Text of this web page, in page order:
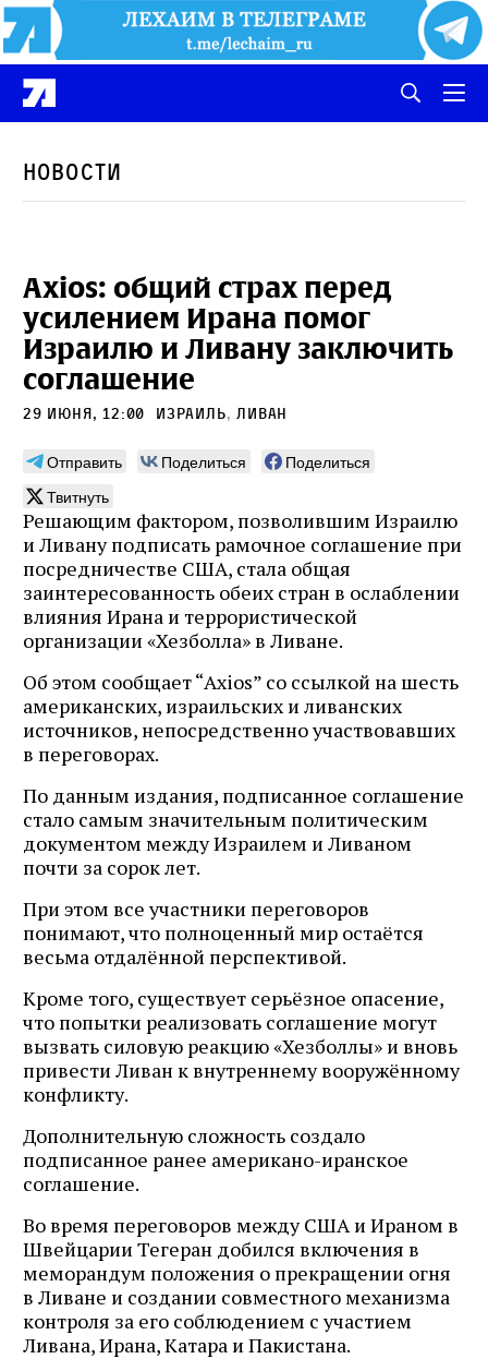
Новости
Axios: общий страх перед
усилением Ирана помог
Израилю и Ливану заключить
соглашение
29 июня, 12:00 Израиль, Ливан
Отправить Поделиться
Поделиться
Твитнуть
Решающим фактором, позволившим Израилю
и Ливану подписать рамочное соглашение при
посредничестве США, стала общая
заинтересованность обеих стран в ослаблении
влияния Ирана и террористической
организации «Хезболла» в Ливане.
Об этом сообщает “Axios” со ссылкой на шесть
американских, израильских и ливанских
источников, непосредственно участвовавших
в переговорах.
По данным издания, подписанное соглашение
стало самым значительным политическим
документом между Израилем и Ливаном
почти за сорок лет.
При этом все участники переговоров
понимают, что полноценный мир остаётся
весьма отдалённой перспективой.
Кроме того, существует серьёзное опасение,
что попытки реализовать соглашение могут
вызвать силовую реакцию «Хезболлы» и вновь
привести Ливан к внутреннему вооружённому
конфликту.
Дополнительную сложность создало
подписанное ранее американо-иранское
соглашение.
Во время переговоров между США и Ираном в
Швейцарии Тегеран добился включения в
меморандум положения о прекращении огня
в Ливане и создании совместного механизма
контроля за его соблюдением с участием
Ливана, Ирана, Катара и Пакистана.